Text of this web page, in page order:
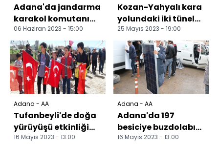
Adana'da jandarma
karakol komutanı
evinde ölü bulundu
06 Haziran 2023 - 15:00
Kozan-Yahyalı kara
yolundaki iki tünel
açıldı
25 Mayıs 2023 - 19:00
Adana - AA
Tufanbeyli'de doğa
yürüyüşü etkinliği
düzenlendi
16 Mayıs 2023 - 13:00
Adana - AA
Adana'da 197
besiciye buzdolabı
ve güneş enerjisi
16 Mayıs 2023 - 13:00